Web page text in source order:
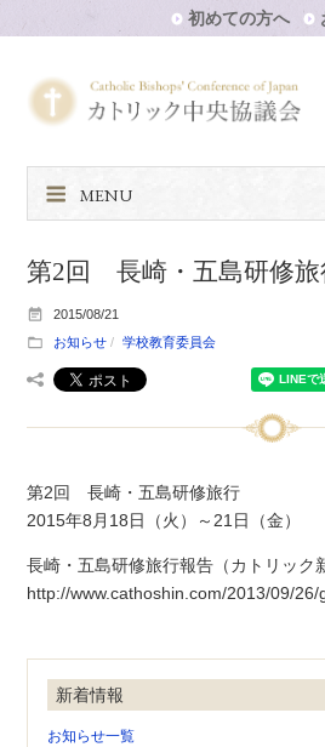
初めての方へ
MENU
第2回 長崎・五島研修旅
2015/08/21
お知らせ
学校教育委員会
第2回 長崎・五島研修旅行
2015年8月18日（火）～21日（金）
長崎・五島研修旅行報告（カトリック
http://www.cathoshin.com/2013/09/
新着情報
お知らせ一覧